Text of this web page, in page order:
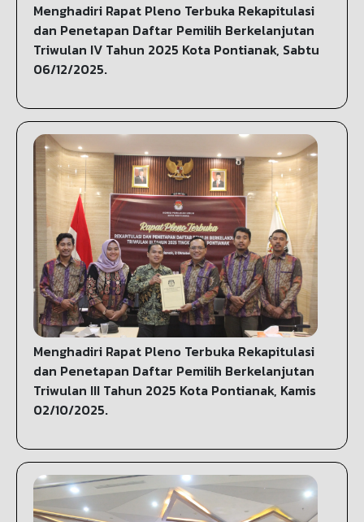
Menghadiri Rapat Pleno Terbuka Rekapitulasi
dan Penetapan Daftar Pemilih Berkelanjutan
Triwulan IV Tahun 2025 Kota Pontianak, Sabtu
06/12/2025.
Menghadiri Rapat Pleno Terbuka Rekapitulasi
dan Penetapan Daftar Pemilih Berkelanjutan
Triwulan III Tahun 2025 Kota Pontianak, Kamis
02/10/2025.